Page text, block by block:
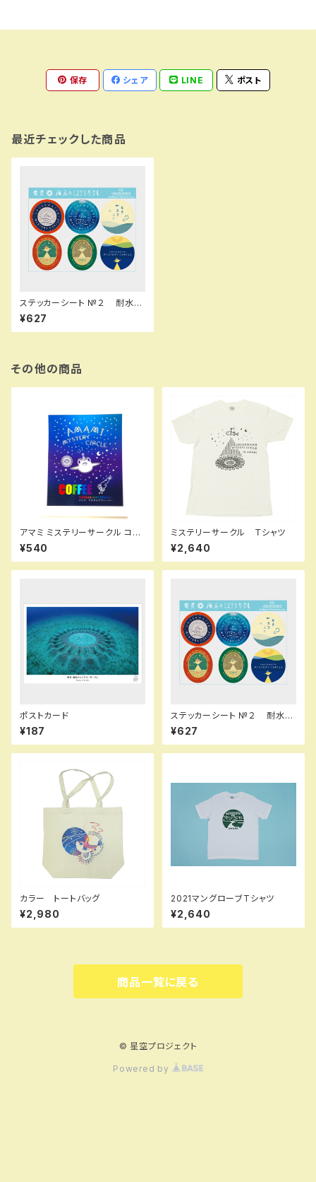
保存 シェア LINE ポスト
最近チェックした商品
ステッカーシート №２ 耐水
屋外・屋内用
¥627
その他の商品
アマミ ミステリーサークル コー
ヒー
¥540
ミステリーサークル Ｔシャツ
¥2,640
ポストカード
¥187
ステッカーシート №２ 耐水
屋外・屋内用
¥627
カラー トートバッグ
¥2,980
2021マングローブTシャツ
¥2,640
商品一覧に戻る
© 星空プロジェクト
Powered by